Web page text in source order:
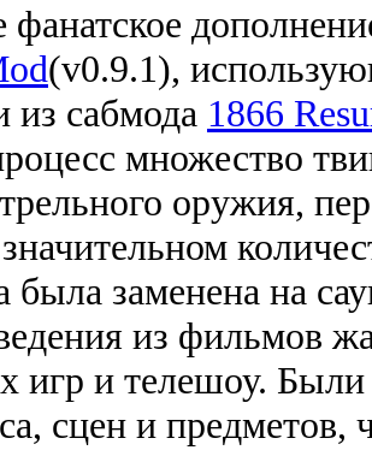
фанатское
(v0.9.1),
из сабмода 1866
множество
оружия,
была заменена на
из фильмов
игр и телешоу.
сцен и предметов,